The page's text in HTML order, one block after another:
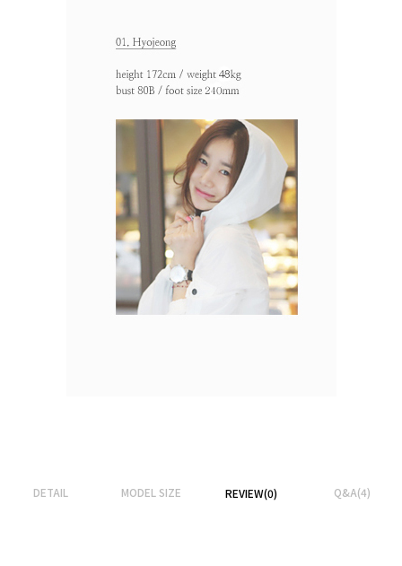
DETAIL MODEL SIZE REVIEW(0) Q&A(4)